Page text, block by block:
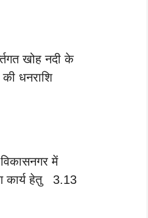
खोह नदी के
धनराशि
में
कार्य हेतु 3.13